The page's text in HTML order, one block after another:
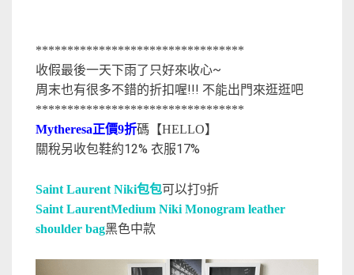
*********************************
收假最後一天下雨了只好來收心~
周末也有很多不錯的折扣喔!!! 不能出門來逛逛吧
*********************************
Mytheresa正價9折碼【HELLO】
關稅另收包鞋約12% 衣服17%
Saint Laurent Niki包包可以打9折
Saint LaurentMedium Niki Monogram leather
shoulder bag黑色中款